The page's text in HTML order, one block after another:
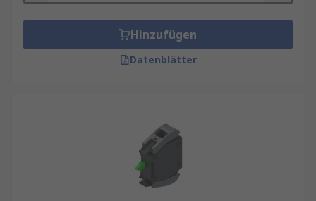
Hinzufügen
Datenblätter